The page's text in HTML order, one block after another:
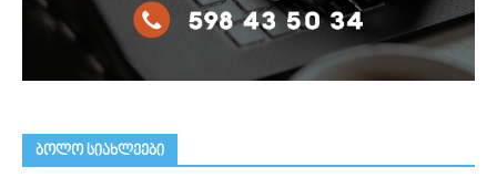
ᲑᲝᲚᲝ ᲡᲘᲐᲮᲚᲔᲔᲑᲘ